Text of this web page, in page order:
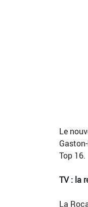
Le
Top 16.
TV : la
La